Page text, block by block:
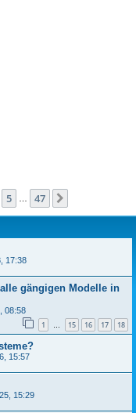
5 47
17:38
gängigen Modelle in
08:58
1 … 15 16 17 18
15:57
15:29